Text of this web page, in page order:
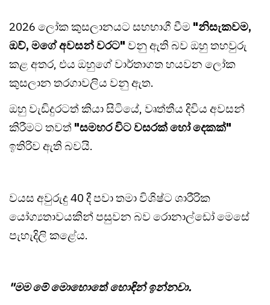
2026 ලෝක කුසලානයට සහභාගී වීම "නිසැකවම,
ඔව්, මගේ අවසන් වරට" වනු ඇති බව ඔහු තහවුරු
කළ අතර, එය ඔහුගේ වාර්තාගත හයවන ලෝක
කුසලාන තරගාවලිය වනු ඇත.
ඔහු වැඩිදුරටත් කියා සිටියේ, වෘත්තීය දිවිය අවසන්
කිරීමට තවත් "සමහර විට වසරක් හෝ දෙකක්"
ඉතිරිව ඇති බවයි.
වයස අවුරුදු 40 දී පවා තමා විශිෂ්ට ශාරීරික
යෝග්‍යතාවයකින් පසුවන බව රොනාල්ඩෝ මෙසේ
පැහැදිලි කළේය.
"මම මේ මොහොතේ හොඳින් ඉන්නවා.